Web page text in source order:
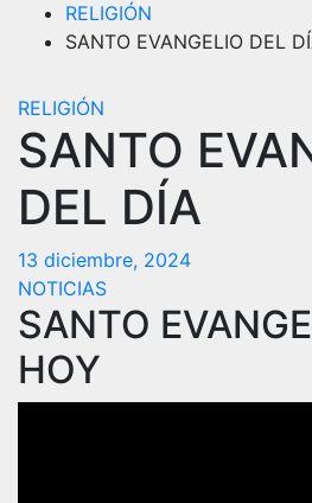
RELIGIÓN
SANTO EVANGELIO DEL
RELIGIÓN
SANTO
DEL DÍA
13 diciembre, 2024
NOTICIAS
SANTO
HOY